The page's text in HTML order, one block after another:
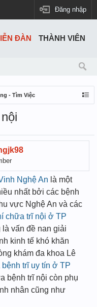
Đăng nhập
- Tìm Việc
Nghệ An là một
nhất bởi các bệnh
vực Nghệ An và các
chữa trĩ nội ở TP
là vấn đề nan giải
kinh tế khó khăn
khám đa khoa Lê
trĩ uy tín ở TP
bệnh trĩ nội còn phụ
nhân cũng như
ĐÀN THÀNH VIÊN